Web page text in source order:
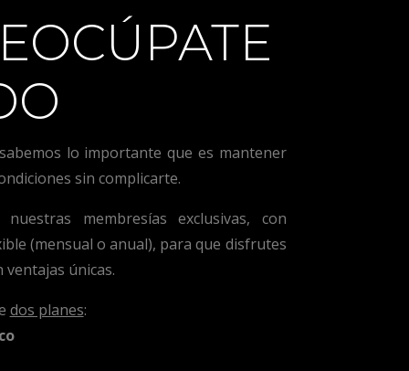
lo importante que es mantener
sin complicarte.
membresías exclusivas, con
(mensual o anual), para que disfrutes
únicas.
dos planes: